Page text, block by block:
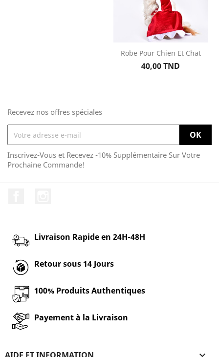
Robe Pour Chien Et Chat
Prix
40,00 TND
Recevez nos offres spéciales
Inscrivez-Vous et Recevez -10% Supplémentaire Sur Votre
Prochaine Commande!
Livraison Rapide en 24H-48H
Retour sous 14 Jours
100% Produits Authentiques
Payement à la Livraison